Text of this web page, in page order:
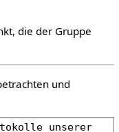
die der Gruppe
und